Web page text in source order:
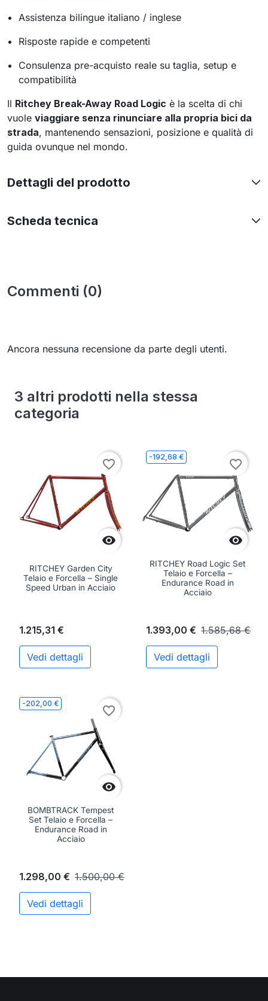
Assistenza bilingue italiano / inglese
Risposte rapide e competenti
Consulenza pre-acquisto reale su taglia, setup e
compatibilità
Il Ritchey Break-Away Road Logic è la scelta di chi
vuole viaggiare senza rinunciare alla propria bici da
strada, mantenendo sensazioni, posizione e qualità di
guida ovunque nel mondo.
Dettagli del prodotto
Scheda tecnica
Commenti (0)
Ancora nessuna recensione da parte degli utenti.
3 altri prodotti nella stessa
categoria

favorite_border
RITCHEY Garden City
Telaio e Forcella – Single
Speed Urban in Acciaio
1.215,31 €
Vedi dettagli
-192,68 €

favorite_border
RITCHEY Road Logic Set
Telaio e Forcella –
Endurance Road in
Acciaio
1.393,00 € 1.585,68 €
Vedi dettagli
-202,00 €

favorite_border
BOMBTRACK Tempest
Set Telaio e Forcella –
Endurance Road in
Acciaio
1.298,00 € 1.500,00 €
Vedi dettagli